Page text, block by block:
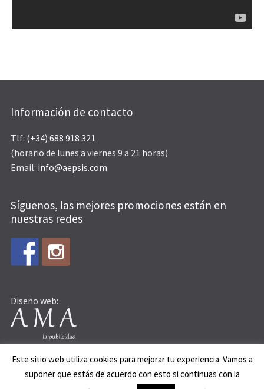
Información de contacto
Tlf: (+34) 688 918 321
(horario de lunes a viernes 9 a 21 horas)
Email: info@aepsis.com
Síguenos, las mejores promociones están en
nuestras redes
Diseño web:
Este sitio web utiliza cookies para mejorar tu experiencia. Vamos a
suponer que estás de acuerdo con esto si continuas con la